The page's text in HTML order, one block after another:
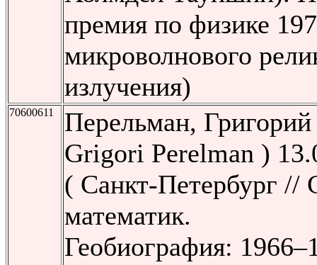
премия по физике
микроволнового
излучения)
70600611
Перельман,
Grigori Perelman )
( Санкт-Петербург
математик.
Геобиография: